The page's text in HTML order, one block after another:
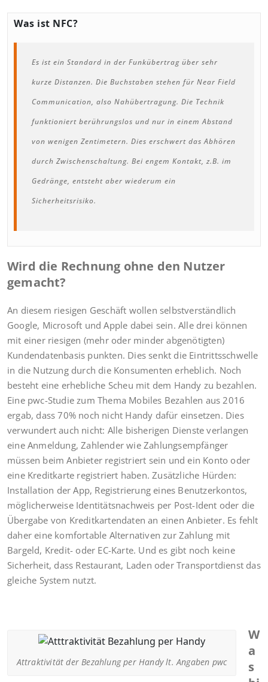
Was ist NFC?
Es ist ein Standard in der Funkübertrag über sehr
kurze Distanzen. Die Buchstaben stehen für Near Field
Communication, also Nahübertragung. Die Technik
funktioniert berührungslos und nur in einem Abstand
von wenigen Zentimetern. Dies erschwert das Abhören
durch Zwischenschaltung. Bei engem Kontakt, z.B. im
Gedränge, entsteht aber wiederum ein
Sicherheitsrisiko.
Wird die Rechnung ohne den Nutzer
gemacht?
An diesem riesigen Geschäft wollen selbstverständlich
Google, Microsoft und Apple dabei sein. Alle drei können
mit einer riesigen (mehr oder minder abgenötigten)
Kundendatenbasis punkten. Dies senkt die Eintrittsschwelle
in die Nutzung durch die Konsumenten erheblich. Noch
besteht eine erhebliche Scheu mit dem Handy zu bezahlen.
Eine pwc-Studie zum Thema Mobiles Bezahlen aus 2016
ergab, dass 70% noch nicht Handy dafür einsetzen. Dies
verwundert auch nicht: Alle bisherigen Dienste verlangen
eine Anmeldung, Zahlender wie Zahlungsempfänger
müssen beim Anbieter registriert sein und ein Konto oder
eine Kreditkarte registriert haben. Zusätzliche Hürden:
Installation der App, Registrierung eines Benutzerkontos,
möglicherweise Identitätsnachweis per Post-Ident oder die
Übergabe von Kreditkartendaten an einen Anbieter. Es fehlt
daher eine komfortable Alternativen zur Zahlung mit
Bargeld, Kredit- oder EC-Karte. Und es gibt noch keine
Sicherheit, dass Restaurant, Laden oder Transportdienst das
gleiche System nutzt.
Attraktivität der Bezahlung per Handy lt. Angaben pwc
W
a
s